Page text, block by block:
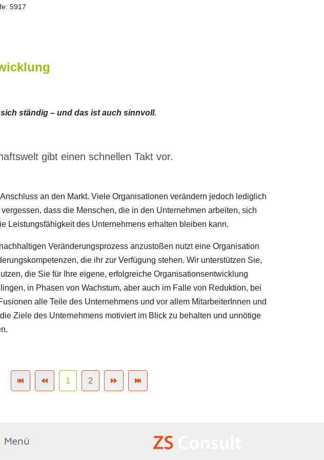
5917
ständig – und das ist auch sinnvoll.
gibt einen schnellen Takt vor.
an den Markt. Viele Organisationen verändern jedoch lediglich
dass die Menschen, die in den Unternehmen arbeiten, sich
Leistungsfähigkeit des Unternehmens erhalten bleiben kann.
Veränderungsprozess anzustoßen nutzt eine Organisation
die ihr zur Verfügung stehen. Wir unterstützen Sie,
die Sie für Ihre eigene, erfolgreiche Organisationsentwicklung
in Phasen von Wachstum, aber auch im Falle von Reduktion, bei
alle Teile des Unternehmens und vor allem MitarbeiterInnen und
Ziele des Unternehmens motiviert im Blick zu behalten und unnötige
1 2
Menü